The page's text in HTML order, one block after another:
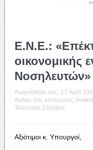
Ε.Ν.Ε.:
οικονομικής
Νοσηλευτών»
Αναρτήθηκε στις: 17 April
Ανήκει στις κατηγορίες:
Τελευταίες Εξελίξεις
Αξιότιμοι κ. Υπουργοί,